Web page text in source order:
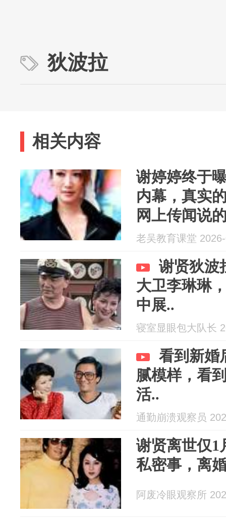
狄波拉
相关内容
谢婷婷终于
内幕，真实
网上传闻说
老吴教育课堂
谢贤狄波
大卫李琳琳
中展..
寝室显眼包大队长
看到新婚
腻模样，看
活..
通勤崩溃观察员
谢贤离世仅1
私密事，离
阿废冷眼观察所